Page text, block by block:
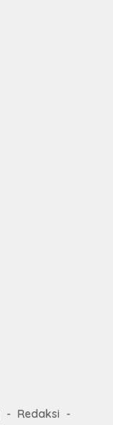
Redaksi